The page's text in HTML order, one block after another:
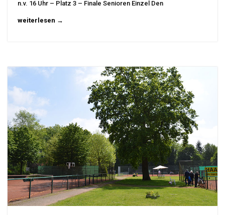
n.v. 16 Uhr – Platz 3 – Finale Senioren Einzel Den
weiterlesen →